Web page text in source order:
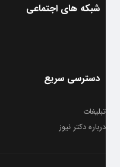
شبکه های اجتماعی
دسترسی سریع
تبلیغات
درباره دکتر نیوز